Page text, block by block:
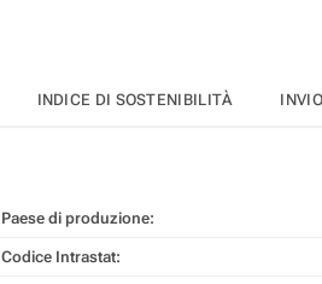
INDICE DI SOSTENIBILITÀ INVIO
Paese di produzione:
Codice Intrastat: